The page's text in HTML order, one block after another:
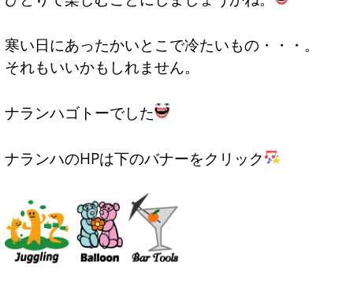
寒い日にあったかいとこで冷たいもの・・・。
それもいいかもしれません。
ナランハゴトーでした
ナランハのHPは下のバナーをクリック